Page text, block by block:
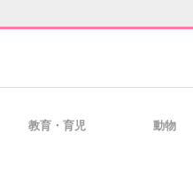
教育・育児 動物